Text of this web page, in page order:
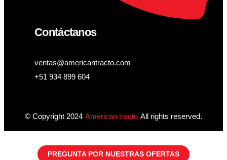
Contáctanos
ventas@americantracto.com
+51 934 899 604
© Copyright 2024 American tracto All rights reserved.
PREGUNTA POR NUESTRAS OFERTAS